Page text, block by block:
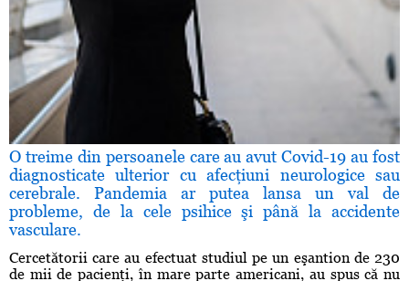
O treime din persoanele care au avut Covid-19 au fost
diagnosticate ulterior cu afecţiuni neurologice sau
cerebrale. Pandemia ar putea lansa un val de
probleme, de la cele psihice şi până la accidente
vasculare.
Cercetătorii care au efectuat studiul pe un eşantion de 230
de mii de pacienţi, în mare parte americani, au spus că nu